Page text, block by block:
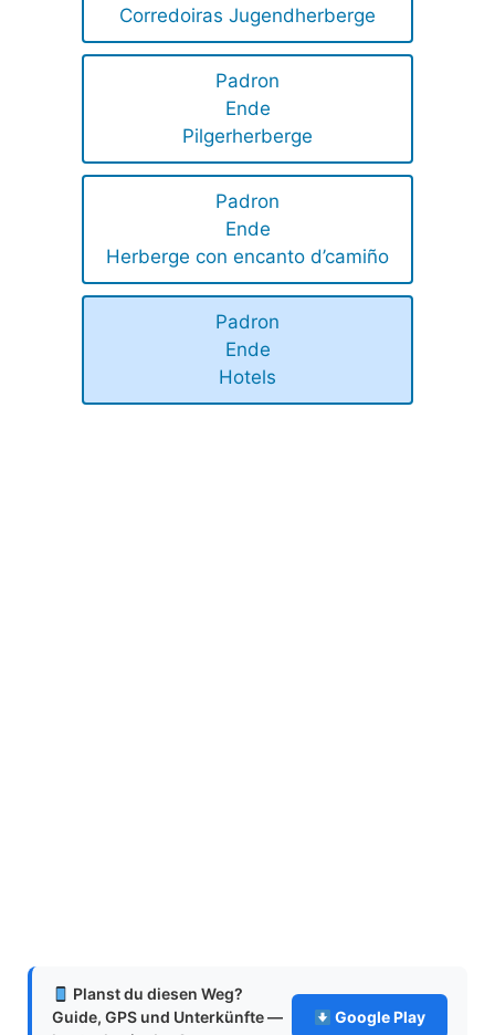
Corredoiras Jugendherberge
Padron
Ende
Pilgerherberge
Padron
Ende
Herberge con encanto d’camiño
Padron
Ende
Hotels
Planst du diesen Weg?
Guide, GPS und Unterkünfte —
Google Play